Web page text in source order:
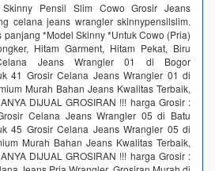
Pensil Slim Cowo Grosir Jeans
celana jeans wrangler skinnypensilslim.
*Model Skinny *Untuk Cowo (Pria)
Hitam Garment, Hitam Pekat, Biru
Jeans Wrangler 01 di Bogor
41 Grosir Celana Jeans Wrangler 01 di
Murah Bahan Jeans Kwalitas Terbaik,
DIJUAL GROSIRAN !!! harga Grosir :
Celana Jeans Wrangler 05 di Batu
45 Grosir Celana Jeans Wrangler 05 di
Murah Bahan Jeans Kwalitas Terbaik,
DIJUAL GROSIRAN !!! harga Grosir :